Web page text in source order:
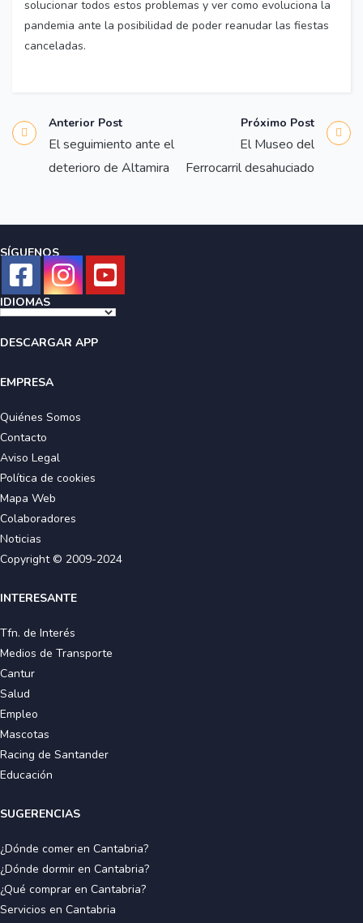
solucionar todos estos problemas y ver como evoluciona la
pandemia ante la posibilidad de poder reanudar las fiestas
canceladas.
Anterior Post
El seguimiento ante el
deterioro de Altamira
Próximo Post
El Museo del
Ferrocarril desahuciado
SÍGUENOS
IDIOMAS
DESCARGAR APP
EMPRESA
Quiénes Somos
Contacto
Aviso Legal
Política de cookies
Mapa Web
Colaboradores
Noticias
Copyright © 2009-2024
INTERESANTE
Tfn. de Interés
Medios de Transporte
Cantur
Salud
Empleo
Mascotas
Racing de Santander
Educación
SUGERENCIAS
¿Dónde comer en Cantabria?
¿Dónde dormir en Cantabria?
¿Qué comprar en Cantabria?
Servicios en Cantabria